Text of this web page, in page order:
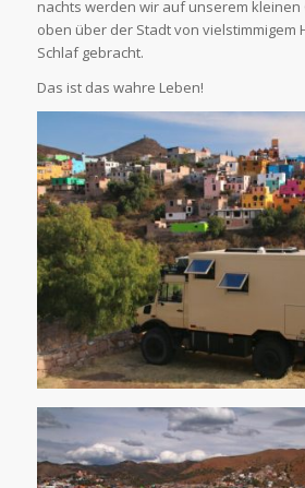
nachts werden wir auf unserem kleinen
oben über der Stadt von vielstimmigem
Schlaf gebracht.
Das ist das wahre Leben!